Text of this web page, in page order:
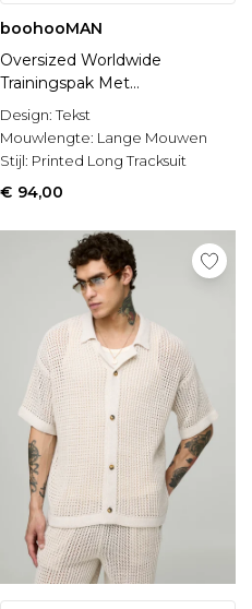
boohooMAN
Oversized Worldwide
Trainingspak Met
Contrasterende Stiksels En
Gusset
Design:Tekst
Mouwlengte: Lange Mouwen
Stijl: Printed Long Tracksuit
€ 94,00